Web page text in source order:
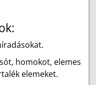
homokot, elemes
elemeket.